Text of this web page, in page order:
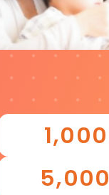
1,000
5,000